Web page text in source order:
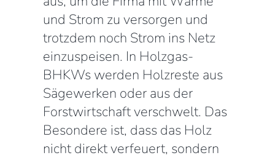
und Strom zu versorgen und
trotzdem noch Strom ins Netz
einzuspeisen. In Holzgas-
BHKWs werden Holzreste aus
Sägewerken oder aus der
Forstwirtschaft verschwelt. Das
Besondere ist, dass das Holz
nicht direkt verfeuert, sondern